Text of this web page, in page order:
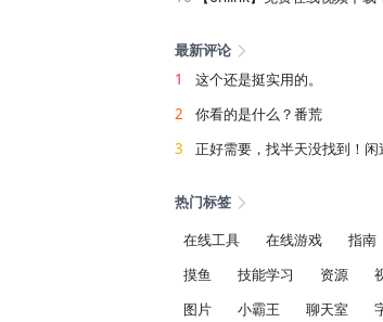
最新评论
1
这个还是挺实用的。
2
你看的是什么？番荒
3
正好需要，找半天没找到！
热门标签
在线工具
在线游戏 指南
摸鱼
技能学习 资源
图片
小霸王 聊天室